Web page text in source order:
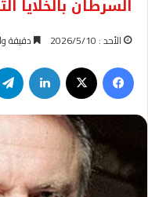
السرطان بالخلايا
الأحد : 2026/5/10 دقيقة
فيسبوك
لينكدإن